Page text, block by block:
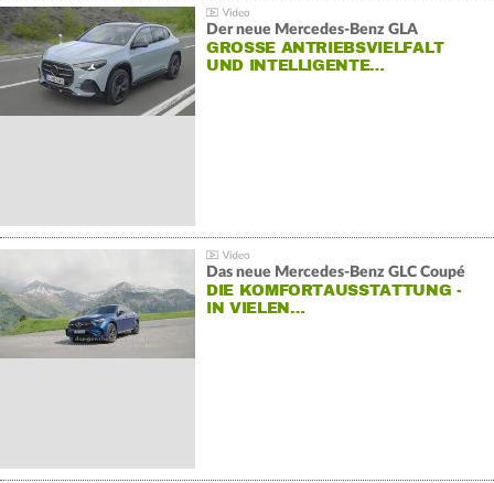
Der neue Mercedes-Benz GLA
GROSSE ANTRIEBSVIELFALT U
ND INTELLIGENTE…
Das neue Mercedes-Benz GLC Coupé
DIE KOMFORTAUSSTATTUNG -
IN VIELEN…